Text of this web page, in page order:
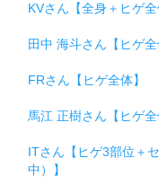
KVさん【全身＋ヒゲ
田中 海斗さん【ヒゲ全
FRさん【ヒゲ全体】
馬江 正樹さん【ヒゲ全
ITさん【ヒゲ3部位＋
中）】